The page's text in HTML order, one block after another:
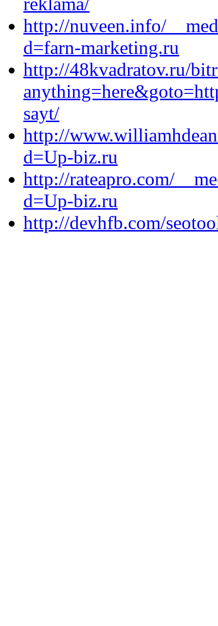
http://nuveen.info/
d=farn-marketing.ru
http://48kvadratov.ru/
sayt/
http://
d=Up-biz.ru
http://rateapro.com/
d=Up-biz.ru
http://devhfb.com/